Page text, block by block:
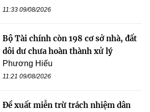
11:33 09/08/2026
Bộ Tài chính còn 198 cơ sở nhà, đất
dôi dư chưa hoàn thành xử lý
Phương Hiếu
11:21 09/08/2026
Đề xuất miễn trừ trách nhiệm dân